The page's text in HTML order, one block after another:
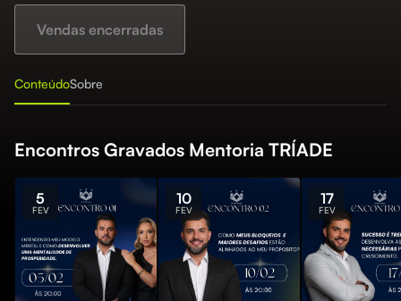
Vendas encerradas
ConteúdoSobre
Encontros Gravados Mentoria TRÍADE
5
FEV
10
FEV
17
FEV